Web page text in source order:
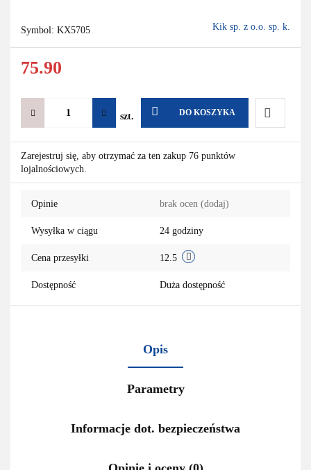
Symbol: KX5705 Kik sp. z o.o. sp. k.
75.90
szt. DO KOSZYKA
Do
Zarejestruj się, aby otrzymać za ten zakup 76 punktów
lojalnościowych.
Opinie brak ocen (dodaj)
Wysyłka w ciągu 24 godziny
Cena przesyłki 12.5
Dostępność Duża dostępność
Opis
Parametry
Informacje dot. bezpieczeństwa